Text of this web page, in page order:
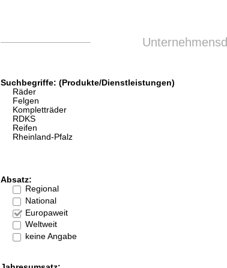
Suchbegriffe: (Produkte/Dienstleistungen)
Räder
Felgen
Kompletträder
RDKS
Reifen
Rheinland-Pfalz
Absatz:
Regional
National
Europaweit
Weltweit
keine Angabe